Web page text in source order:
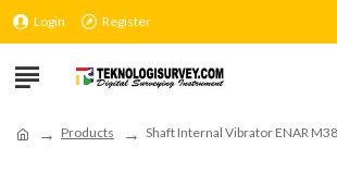
Login Register
Products Shaft Internal Vibrator ENAR